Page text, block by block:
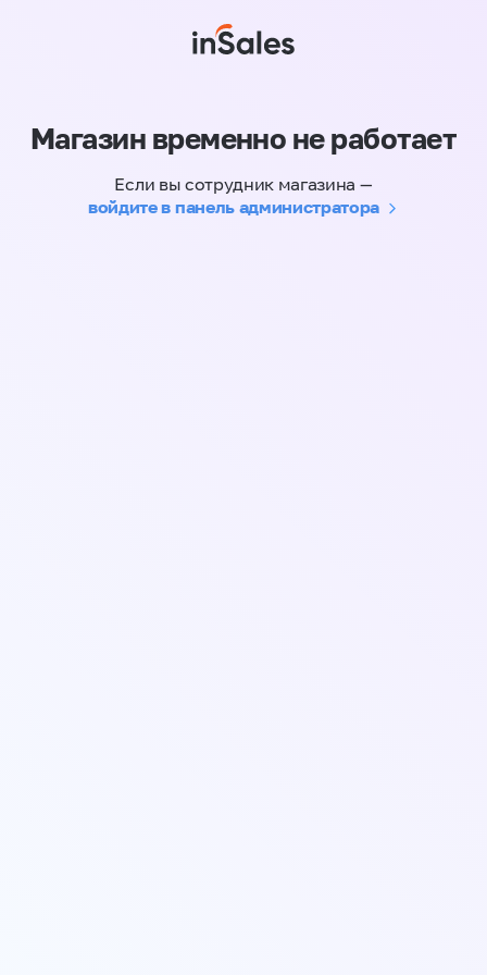
Магазин временно не работает
Если вы сотрудник магазина —
войдите в панель администратора